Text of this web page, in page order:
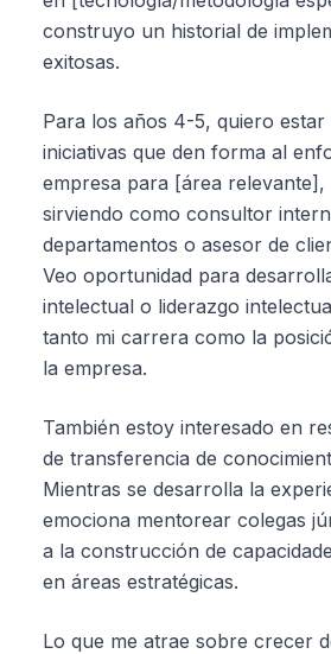
construyo un historial de
exitosas.
Para los años 4-5, quiero estar
iniciativas que den forma al
empresa para [área relevante],
sirviendo como consultor
departamentos o asesor de
Veo oportunidad para
intelectual o liderazgo
tanto mi carrera como la
la empresa.
También estoy interesado en
de transferencia de
Mientras se desarrolla la
emociona mentorear colegas
a la construcción de
en áreas estratégicas.
Lo que me atrae sobre crecer